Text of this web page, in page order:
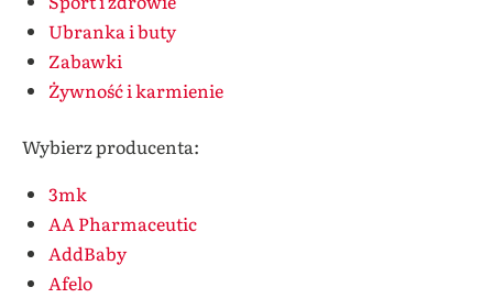
Ubranka i buty
Zabawki
Żywność i karmienie
Wybierz producenta:
3mk
AA Pharmaceutic
AddBaby
Afelo